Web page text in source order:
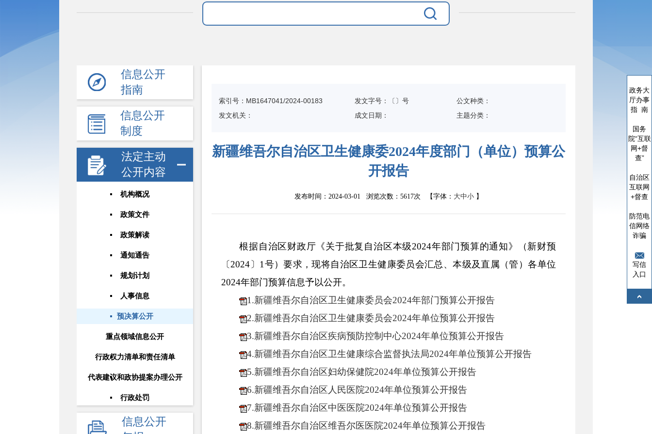
信息公开
指南
信息公开
制度
法定主动
公开内容
机构概况
政策文件
政策解读
通知通告
规划计划
人事信息
预决算公开
重点领域信息公开
行政权力清单和责任清单
代表建议和政协提案办理公开
行政处罚
信息公开
索引号：MB1647041/2024-00183 发文字号：〔〕号
公文种类：
发文机关：
成文日期： 主题分类：
新疆维吾尔自治区卫生健康委2024年度部门（单位）预算公
开报告
发布时间：2024-03-01 浏览次数： 5617次 【字体： 大中小 】
根据自治区财政厅《关于批复自治区本级2024年部门预算的通知》（新财预
〔 2024 〕 1 号）要求，现将自治区卫生健康委员会汇总、本级及直属（管）各单位
2024年部门预算信息予以公开。
1.新疆维吾尔自治区卫生健康委员会2024年部门预算公开报告
2.新疆维吾尔自治区卫生健康委员会2024年单位预算公开报告
3.新疆维吾尔自治区疾病预防控制中心2024年单位预算公开报告
4.新疆维吾尔自治区卫生健康综合监督执法局2024年单位预算公开报告
5.新疆维吾尔自治区妇幼保健院2024年单位预算公开报告
6.新疆维吾尔自治区人民医院2024年单位预算公开报告
7.新疆维吾尔自治区中医医院2024年单位预算公开报告
8.新疆维吾尔自治区维吾尔医医院2024年单位预算公开报告
政务大
厅办事
指 南
国务
院“互联
网+督
查”
自治区
互联网
+督查
防范电
信网络
诈骗
写信
入口